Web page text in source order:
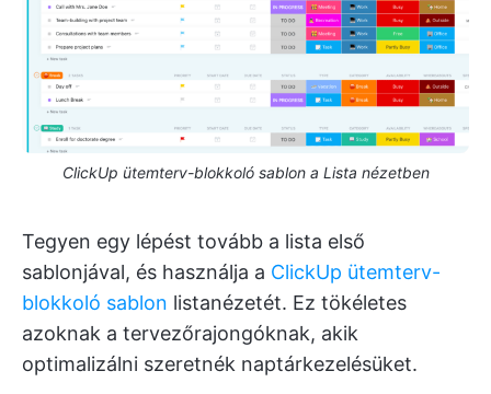
ClickUp ütemterv-blokkoló sablon a Lista nézetben
Tegyen egy lépést tovább a lista első
sablonjával, és használja a ClickUp ütemterv-
blokkoló sablon listanézetét. Ez tökéletes
azoknak a tervezőrajongóknak, akik
optimalizálni szeretnék naptárkezelésüket.